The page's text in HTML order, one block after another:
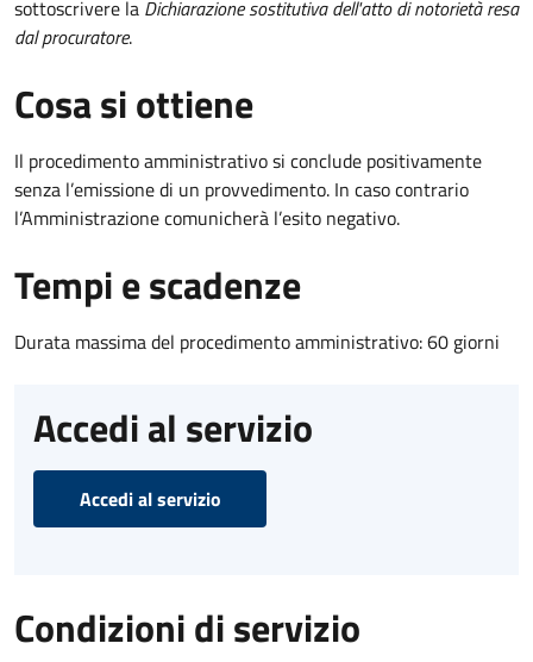
sottoscrivere la Dichiarazione sostitutiva dell'atto di notorietà resa
dal procuratore.
Cosa si ottiene
Il procedimento amministrativo si conclude positivamente
senza l’emissione di un provvedimento. In caso contrario
l’Amministrazione comunicherà l’esito negativo.
Tempi e scadenze
Durata massima del procedimento amministrativo: 60 giorni
Accedi al servizio
Accedi al servizio
Condizioni di servizio